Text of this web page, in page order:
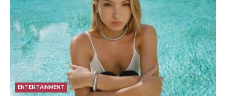
ENTERTAINMENT